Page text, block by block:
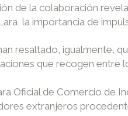
de la colaboración
la importancia de
resaltado, igualmente,
que recogen entre
Oficial de Comercio de
extranjeros